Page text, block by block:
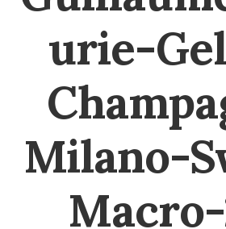
urie-
Milano-